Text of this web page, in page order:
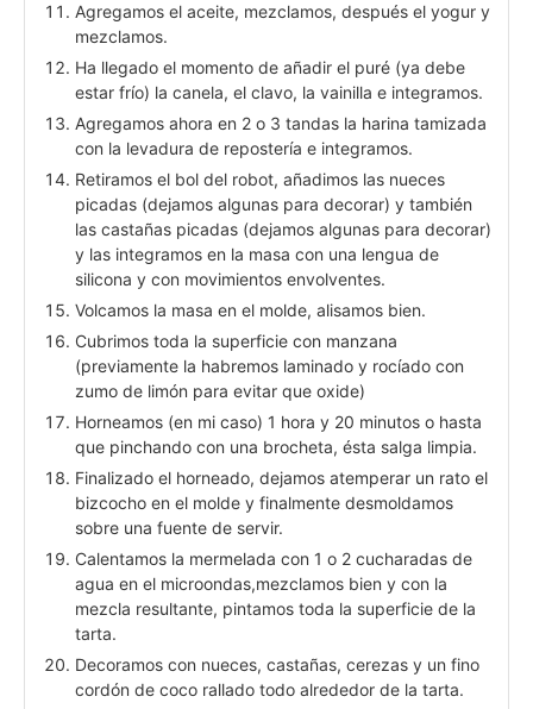
Agregamos el aceite, mezclamos, después el yogur y
mezclamos.
Ha llegado el momento de añadir el puré (ya debe
estar frío) la canela, el clavo, la vainilla e integramos.
Agregamos ahora en 2 o 3 tandas la harina tamizada
con la levadura de repostería e integramos.
Retiramos el bol del robot, añadimos las nueces
picadas (dejamos algunas para decorar) y también
las castañas picadas (dejamos algunas para decorar)
y las integramos en la masa con una lengua de
silicona y con movimientos envolventes.
Volcamos la masa en el molde, alisamos bien.
Cubrimos toda la superficie con manzana
(previamente la habremos laminado y rocíado con
zumo de limón para evitar que oxide)
Horneamos (en mi caso) 1 hora y 20 minutos o hasta
que pinchando con una brocheta, ésta salga limpia.
Finalizado el horneado, dejamos atemperar un rato el
bizcocho en el molde y finalmente desmoldamos
sobre una fuente de servir.
Calentamos la mermelada con 1 o 2 cucharadas de
agua en el microondas,mezclamos bien y con la
mezcla resultante, pintamos toda la superficie de la
tarta.
Decoramos con nueces, castañas, cerezas y un fino
cordón de coco rallado todo alrededor de la tarta.